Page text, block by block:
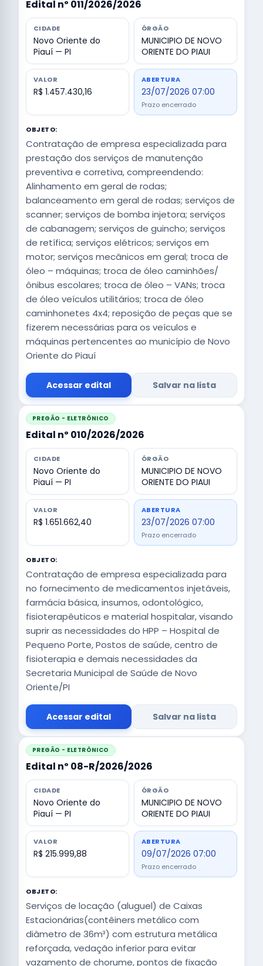
Edital nº 011/2026/2026
CIDADE
Novo Oriente do
Piauí — PI
ÓRGÃO
MUNICIPIO DE NOVO
ORIENTE DO PIAUI
VALOR
R$ 1.457.430,16
ABERTURA
23/07/2026 07:00
Prazo encerrado
OBJETO:
Contratação de empresa especializada para
prestação dos serviços de manutenção
preventiva e corretiva, compreendendo:
Alinhamento em geral de rodas;
balanceamento em geral de rodas; serviços de
scanner; serviços de bomba injetora; serviços
de cabanagem; serviços de guincho; serviços
de retífica; serviços elétricos; serviços em
motor; serviços mecânicos em geral; troca de
óleo – máquinas; troca de óleo caminhões/
ônibus escolares; troca de óleo – VANs; troca
de óleo veículos utilitários; troca de óleo
caminhonetes 4x4; reposição de peças que se
fizerem necessárias para os veículos e
máquinas pertencentes ao município de Novo
Oriente do Piauí
Acessar edital Salvar na lista
PREGÃO - ELETRÔNICO
Edital nº 010/2026/2026
CIDADE
Novo Oriente do
Piauí — PI
ÓRGÃO
MUNICIPIO DE NOVO
ORIENTE DO PIAUI
VALOR
R$ 1.651.662,40
ABERTURA
23/07/2026 07:00
Prazo encerrado
OBJETO:
Contratação de empresa especializada para
no fornecimento de medicamentos injetáveis,
farmácia básica, insumos, odontológico,
fisioterapêuticos e material hospitalar, visando
suprir as necessidades do HPP – Hospital de
Pequeno Porte, Postos de saúde, centro de
fisioterapia e demais necessidades da
Secretaria Municipal de Saúde de Novo
Oriente/PI
Acessar edital Salvar na lista
PREGÃO - ELETRÔNICO
Edital nº 08-R/2026/2026
CIDADE
Novo Oriente do
Piauí — PI
ÓRGÃO
MUNICIPIO DE NOVO
ORIENTE DO PIAUI
VALOR
R$ 215.999,88
ABERTURA
09/07/2026 07:00
Prazo encerrado
OBJETO:
Serviços de locação (aluguel) de Caixas
Estacionárias(contêiners metálico com
diâmetro de 36m³) com estrutura metálica
reforçada, vedação inferior para evitar
vazamento de chorume, pontos de fixação